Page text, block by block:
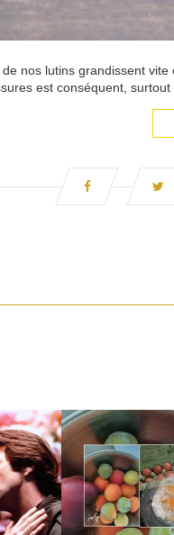
nos lutins grandissent
est conséquent, surtout